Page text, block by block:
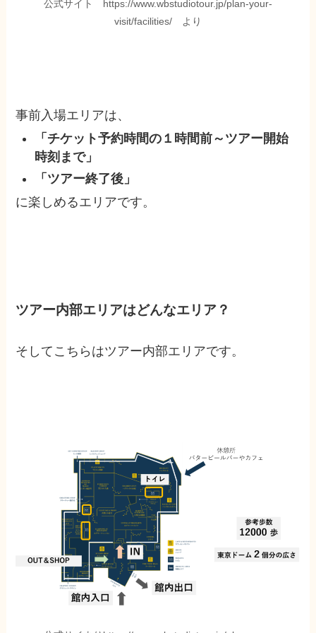
公式サイト https://www.wbstudiotour.jp/plan-your-
visit/facilities/ より
事前入場エリアは、
「チケット予約時間の１時間前～ツアー開始
時刻まで」
「ツアー終了後」
に楽しめるエリアです。
ツアー内部エリアはどんなエリア？
そしてこちらはツアー内部エリアです。